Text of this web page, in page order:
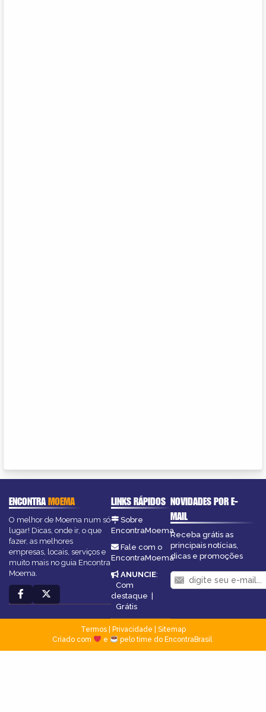
ENCONTRAMOEMA
O melhor de Moema num só
lugar! Dicas, onde ir, o que
fazer, as melhores
empresas, locais, serviços e
muito mais no guia Encontra
Moema.
LINKS RÁPIDOS
Sobre
EncontraMoema
Fale com o
EncontraMoema
ANUNCIE:
Com
destaque |
Grátis
NOVIDADES POR E-
MAIL
Receba grátis as
principais notícias,
dicas e promoções
Termos| Privacidade
Sitemap
Criado com
e pelo time do EncontraBrasil